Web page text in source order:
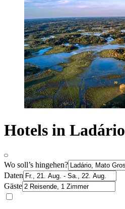
Hotels in Ladário
Wo soll’s hingehen?
Daten
Gäste